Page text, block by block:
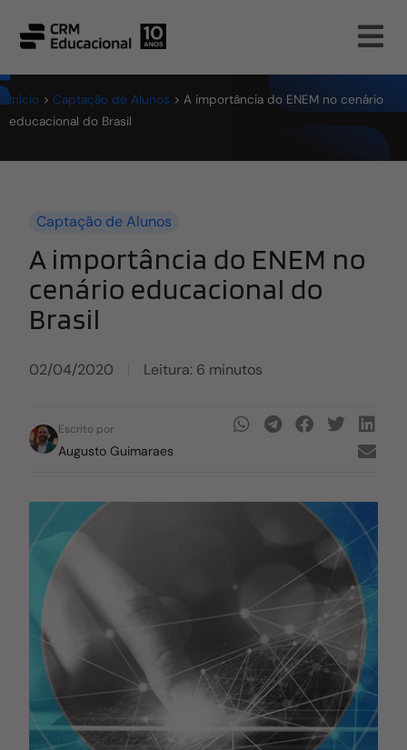
Início > Captação de Alunos > A importância do ENEM no cenário
educacional do Brasil
Captação de Alunos
A importância do ENEM no
cenário educacional do
Brasil
02/04/2020 Leitura: 6 minutos
Escrito por
Augusto Guimaraes